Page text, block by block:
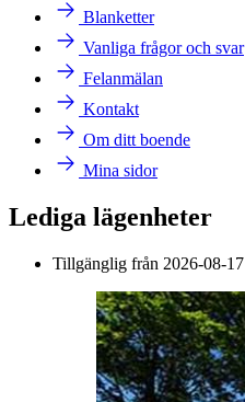
Blanketter
Vanliga frågor och svar
Felanmälan
Kontakt
Om ditt boende
Mina sidor
Lediga lägenheter
Tillgänglig från 2026-08-17